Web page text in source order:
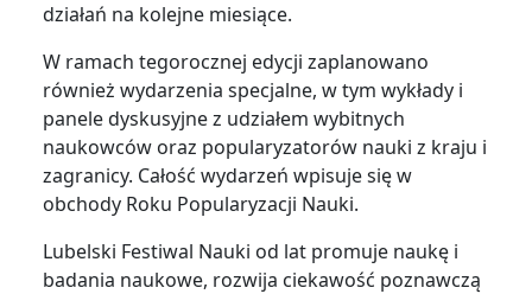
działań na kolejne miesiące.
W ramach tegorocznej edycji zaplanowano
również wydarzenia specjalne, w tym wykłady i
panele dyskusyjne z udziałem wybitnych
naukowców oraz popularyzatorów nauki z kraju i
zagranicy. Całość wydarzeń wpisuje się w
obchody Roku Popularyzacji Nauki.
Lubelski Festiwal Nauki od lat promuje naukę i
badania naukowe, rozwija ciekawość poznawczą